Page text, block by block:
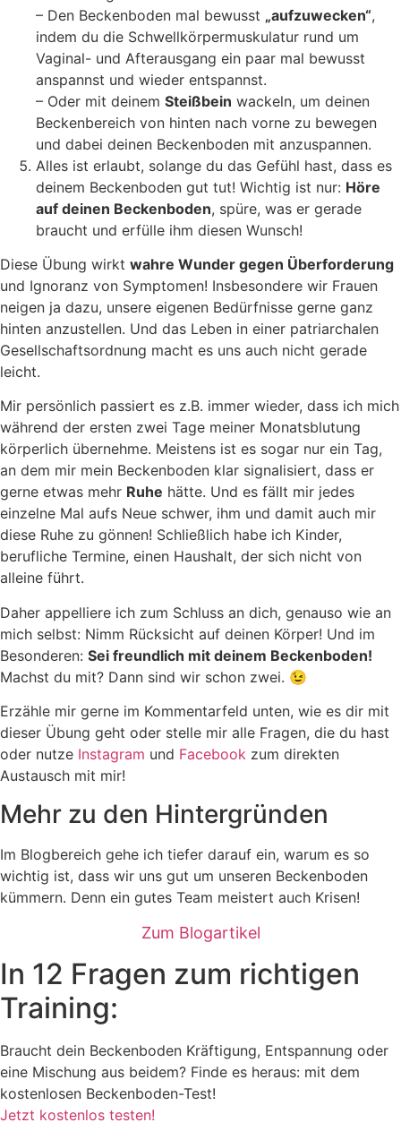
– Den Beckenboden mal bewusst „aufzuwecken“,
indem du die Schwellkörpermuskulatur rund um
Vaginal- und Afterausgang ein paar mal bewusst
anspannst und wieder entspannst.
– Oder mit deinem Steißbein wackeln, um deinen
Beckenbereich von hinten nach vorne zu bewegen
und dabei deinen Beckenboden mit anzuspannen.
Alles ist erlaubt, solange du das Gefühl hast, dass es
deinem Beckenboden gut tut! Wichtig ist nur: Höre
auf deinen Beckenboden, spüre, was er gerade
braucht und erfülle ihm diesen Wunsch!
Diese Übung wirkt wahre Wunder gegen Überforderung
und Ignoranz von Symptomen! Insbesondere wir Frauen
neigen ja dazu, unsere eigenen Bedürfnisse gerne ganz
hinten anzustellen. Und das Leben in einer patriarchalen
Gesellschaftsordnung macht es uns auch nicht gerade
leicht.
Mir persönlich passiert es z.B. immer wieder, dass ich mich
während der ersten zwei Tage meiner Monatsblutung
körperlich übernehme. Meistens ist es sogar nur ein Tag,
an dem mir mein Beckenboden klar signalisiert, dass er
gerne etwas mehr Ruhe hätte. Und es fällt mir jedes
einzelne Mal aufs Neue schwer, ihm und damit auch mir
diese Ruhe zu gönnen! Schließlich habe ich Kinder,
berufliche Termine, einen Haushalt, der sich nicht von
alleine führt.
Daher appelliere ich zum Schluss an dich, genauso wie an
mich selbst: Nimm Rücksicht auf deinen Körper! Und im
Besonderen: Sei freundlich mit deinem Beckenboden!
Machst du mit? Dann sind wir schon zwei. 😉
Erzähle mir gerne im Kommentarfeld unten, wie es dir mit
dieser Übung geht oder stelle mir alle Fragen, die du hast
oder nutze Instagram und Facebook zum direkten
Austausch mit mir!
Mehr zu den Hintergründen
Im Blogbereich gehe ich tiefer darauf ein, warum es so
wichtig ist, dass wir uns gut um unseren Beckenboden
kümmern. Denn ein gutes Team meistert auch Krisen!
Zum Blogartikel
In 12 Fragen zum richtigen
Training:
Braucht dein Beckenboden Kräftigung, Entspannung oder
eine Mischung aus beidem? Finde es heraus: mit dem
kostenlosen Beckenboden-Test!
Jetzt kostenlos testen!